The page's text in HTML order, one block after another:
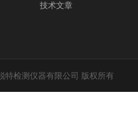
技术文章
特检测仪器有限公司 版权所有